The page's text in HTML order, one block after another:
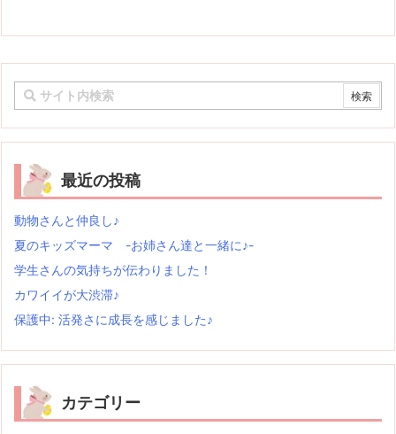
最近の投稿
動物さんと仲良し♪
夏のキッズマーマ -お姉さん達と一緒に♪-
学生さんの気持ちが伝わりました！
カワイイが大渋滞♪
保護中: 活発さに成長を感じました♪
カテゴリー